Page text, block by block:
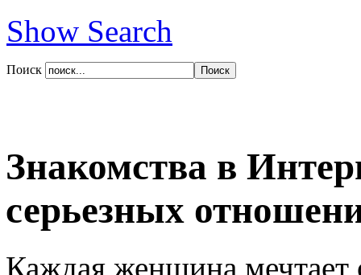
Show Search
Поиск
Знакомства в
серьезных
Каждая женщина мечтает